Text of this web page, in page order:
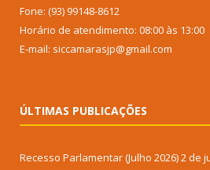
Fone: (93) 99148-8612
Horário de atendimento: 08:00 às 13:00
E-mail: siccamarasjp@gmail.com
ÚLTIMAS PUBLICAÇÕES
Recesso Parlamentar (Julho 2026)2 de